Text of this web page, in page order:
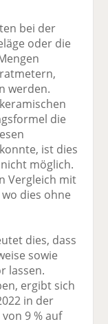
bei der
oder die
werden.
die
ist dies
möglich.
Vergleich mit
dies ohne
dies, dass
sowie
lassen.
ergibt sich
in der
9 % auf